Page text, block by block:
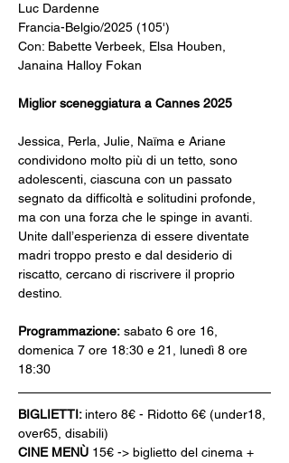
Luc Dardenne
Francia-Belgio/2025 (105')
Con: Babette Verbeek, Elsa Houben,
Janaina Halloy Fokan
Miglior sceneggiatura a Cannes 2025
Jessica, Perla, Julie, Naïma e Ariane
condividono molto più di un tetto, sono
adolescenti, ciascuna con un passato
segnato da difficoltà e solitudini profonde,
ma con una forza che le spinge in avanti.
Unite dall’esperienza di essere diventate
madri troppo presto e dal desiderio di
riscatto, cercano di riscrivere il proprio
destino.
Programmazione: sabato 6 ore 16,
domenica 7 ore 18:30 e 21, lunedì 8 ore
18:30
BIGLIETTI: intero 8€ - Ridotto 6€ (under18,
over65, disabili)
CINE MENÙ 15€ -> biglietto del cinema +